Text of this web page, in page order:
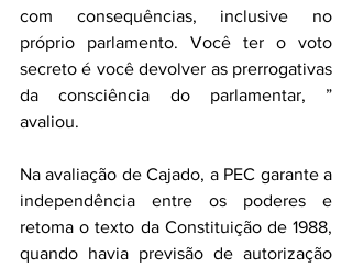
com consequências, inclusive no
próprio parlamento. Você ter o voto
secreto é você devolver as prerrogativas
da consciência do parlamentar, ”
avaliou.
Na avaliação de Cajado, a PEC garante a
independência entre os poderes e
retoma o texto da Constituição de 1988,
quando havia previsão de autorização